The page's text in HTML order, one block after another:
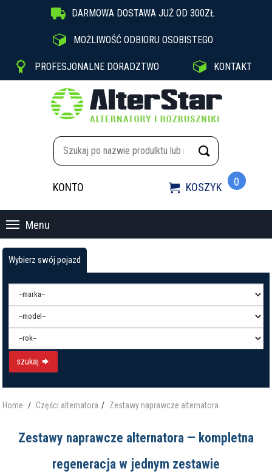
 DARMOWA DOSTAWA JUŻ OD 300ZŁ
 MOŻLIWOŚĆ ODBIORU OSOBISTEGO
 PROFESJONALNE DORADZTWO  KONTAKT
KONTO  KOSZYK 0
Menu
Wybierz swój pojazd
szukaj
Home Części alternatora Zestawy naprawcze alternatora
Zestawy naprawcze alternatora — kompletna
regeneracja w jednym zestawie